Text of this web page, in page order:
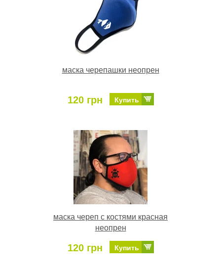
маска черепашки неопрен
120 грн Купить
маска череп с костями красная
неопрен
120 грн Купить